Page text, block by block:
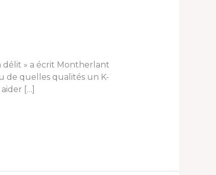
délit » a écrit Montherlant
de quelles qualités un K-
[…]